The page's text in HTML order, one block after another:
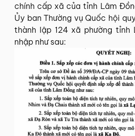
chính cấp xã của tỉnh Lâm
Ủy ban Thường vụ Quốc hội
thành lập 124 xã phường tỉnh
nhập như sau: